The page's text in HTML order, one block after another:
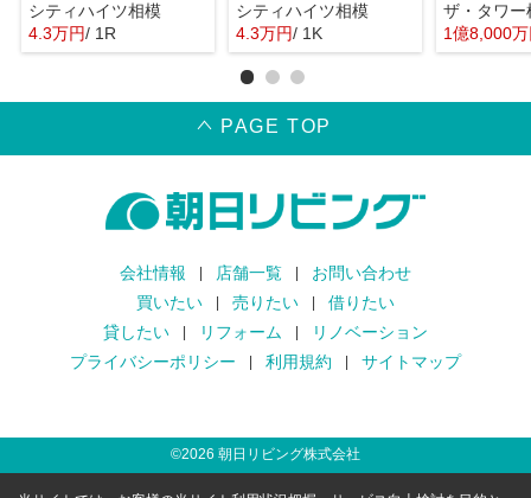
シティハイツ相模
4.3万円/ 1R
シティハイツ相模
4.3万円/ 1K
ザ・タワー
1億8,000
PAGE TOP
会社情報 店舗一覧
お問い合わせ
買いたい
売りたい
借りたい
貸したい
リフォーム
リノベーション
プライバシーポリシー
利用規約 サイトマップ
©2026 朝日リビング株式会社